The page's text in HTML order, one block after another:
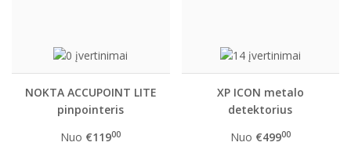
NOKTA ACCUPOINT LITE
pinpointeris
Nuo €11900
XP ICON metalo
detektorius
Nuo €49900